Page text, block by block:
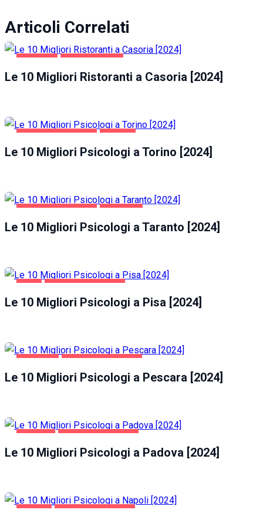
Articoli Correlati
Le 10 Migliori Ristoranti a Casoria [2024]
Le 10 Migliori Psicologi a Torino [2024]
Le 10 Migliori Psicologi a Taranto [2024]
Le 10 Migliori Psicologi a Pisa [2024]
Le 10 Migliori Psicologi a Pescara [2024]
Le 10 Migliori Psicologi a Padova [2024]